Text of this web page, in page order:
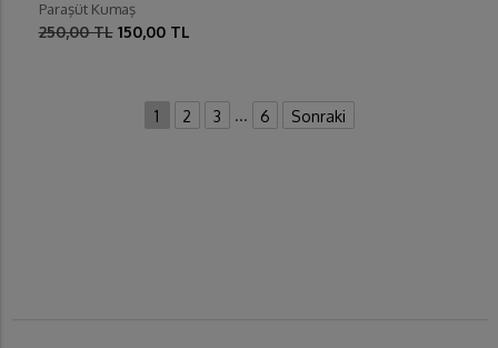
Paraşüt Kumaş
250,00 TL 150,00 TL
1 2 3 ... 6 Sonraki